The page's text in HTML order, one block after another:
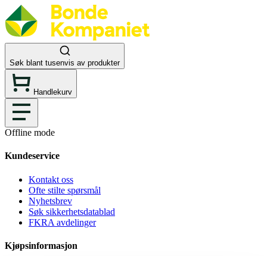
Søk blant tusenvis av produkter
Handlekurv
Offline mode
Kundeservice
Kontakt oss
Ofte stilte spørsmål
Nyhetsbrev
Søk sikkerhetsdatablad
FKRA avdelinger
Kjøpsinformasjon